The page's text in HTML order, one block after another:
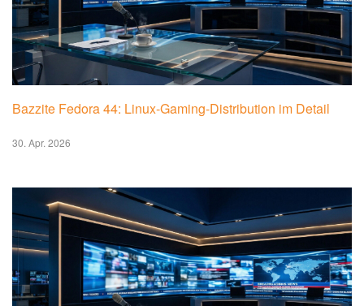
Bazzite Fedora 44: Linux-Gaming-Distribution im Detail
30. Apr. 2026